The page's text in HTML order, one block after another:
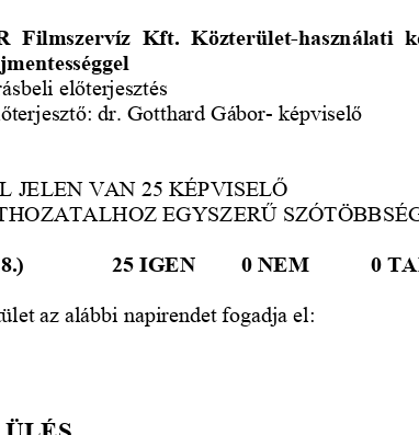
Filmszervíz  Kft.  Közterület-használati
előterjesztés
őterjesztő: dr. Gotthard Gábor- képviselő
JELEN VAN 25 KÉPVISELŐ
EGYSZERŰ
25 IGEN 0 NEM 0
az alábbi napirendet fogadja el: